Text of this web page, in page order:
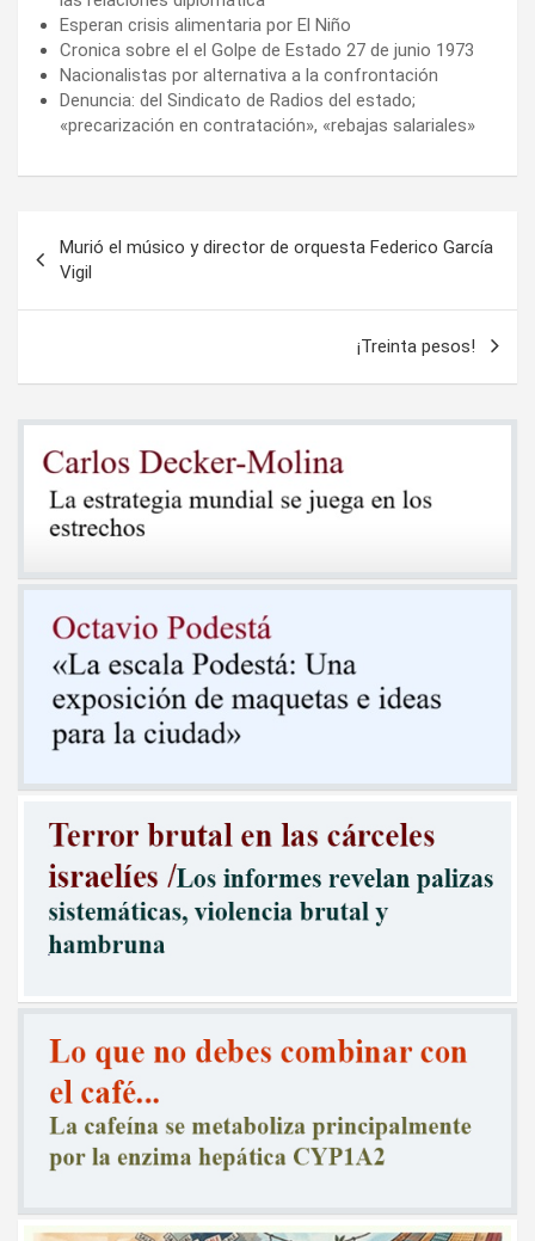
Esperan crisis alimentaria por El Niño
Cronica sobre el el Golpe de Estado 27 de junio 1973
Nacionalistas por alternativa a la confrontación
Denuncia: del Sindicato de Radios del estado;
«precarización en contratación», «rebajas salariales»
de
entradas
Murió el músico y director de orquesta Federico García
Vigil
¡Treinta pesos!